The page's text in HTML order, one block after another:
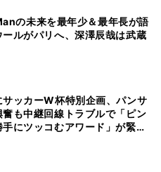
の未来を最年少＆最年長が語
ルがパリへ、深澤辰哉は武蔵
サッカーW杯特別企画、パンサ
奮も中継回線トラブルで「ピン
にツッコむアワード」が緊急
タイムズ』